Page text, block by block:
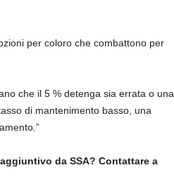
per coloro che combattono per
che il 5 % detenga sia errata o una
di mantenimento basso, una
da SSA? Contattare a